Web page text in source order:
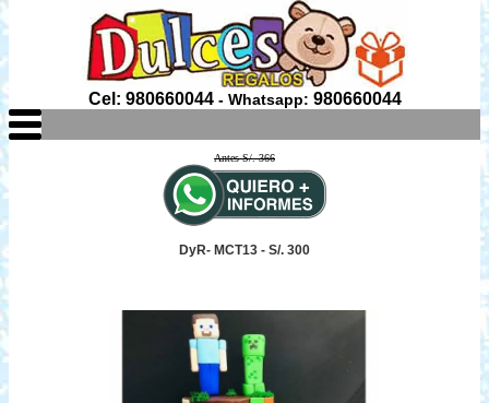
Cel: 980660044- Whatsapp: 980660044
Antes S/. 366
DyR- MCT13 - S/. 300